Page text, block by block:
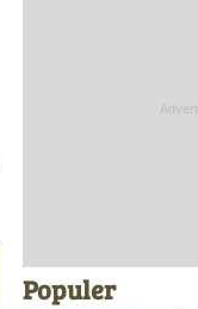
Populer